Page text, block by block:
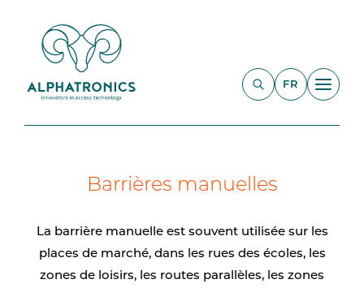
FR
Barrières manuelles
La barrière manuelle est souvent utilisée sur les
places de marché, dans les rues des écoles, les
zones de loisirs, les routes parallèles, les zones